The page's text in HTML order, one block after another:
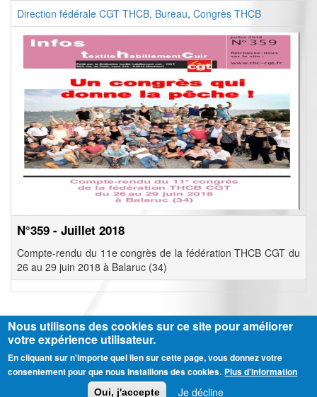
Direction fédérale CGT THCB, Bureau, Congrès THCB
N°359 - Juillet 2018
Compte-rendu du 11e congrès de la fédération THCB CGT du
26 au 29 juin 2018 à Balaruc (34)
Ⓒ CGT Fédération THCB - Tous les droits réservés - Mentions légales
Contactez-nous
Nous utilisons des cookies sur ce site pour améliorer
votre expérience utilisateur.
En cliquant sur n'importe quel lien sur cette page, vous donnez votre
consentement pour que nous installions des cookies. Plus d'information
Oui, j'accepte Je décline